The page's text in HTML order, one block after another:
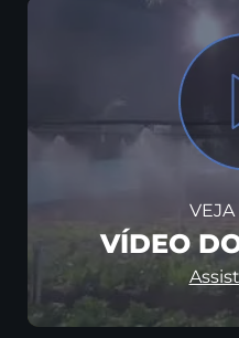
VEJA
VÍDEO